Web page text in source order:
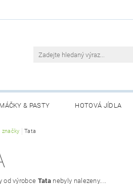
& PASTY HOTOVÁ JÍDLA
OBCHODNÍ PODMÍNKY
značky Tata
od výrobce Tata nebyly nalezeny....